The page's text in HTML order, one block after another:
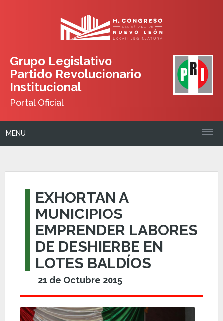
Grupo Legislativo
Partido Revolucionario
Institucional
Portal Oficial
MENU
EXHORTAN A
MUNICIPIOS
EMPRENDER LABORES
DE DESHIERBE EN
LOTES BALDÍOS
21 de Octubre 2015